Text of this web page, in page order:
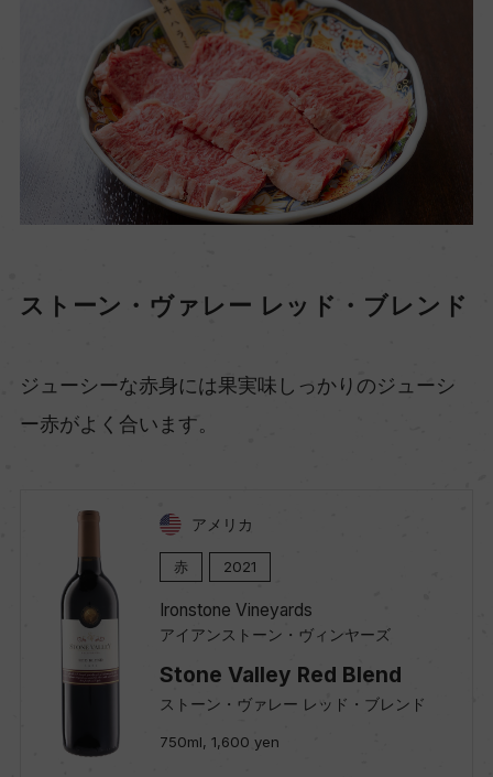
ストーン・ヴァレー レッド・ブレンド
ジューシーな赤身には果実味しっかりのジューシ
ー赤がよく合います。
アメリカ
赤 2021
Ironstone Vineyards
アイアンストーン・ヴィンヤーズ
Stone Valley Red Blend
ストーン・ヴァレー レッド・ブレンド
750ml, 1,600 yen